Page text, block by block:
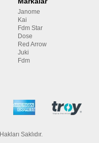
Janome
Kai
Fdm Star
Dose
Red Arrow
Juki
Fdm
Saklıdır.